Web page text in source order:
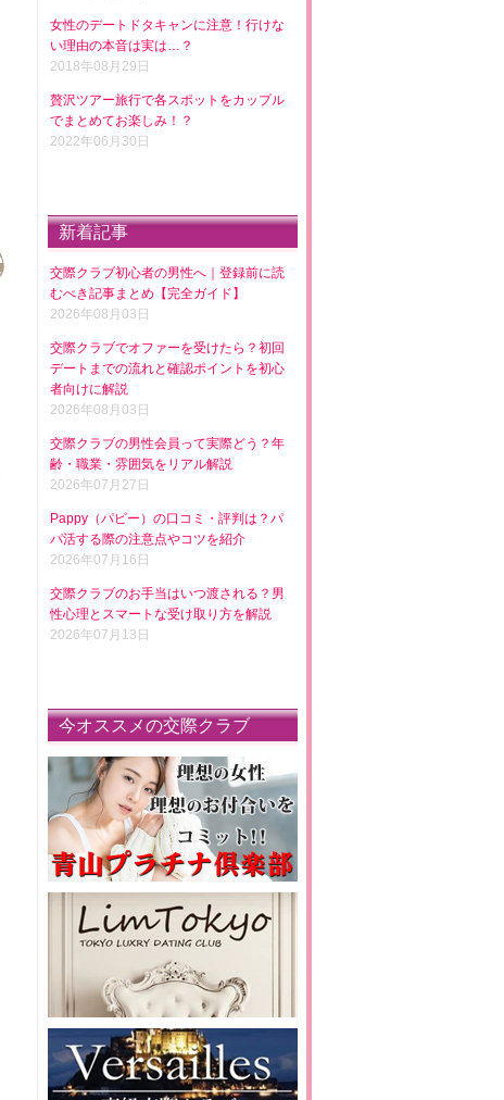
女性のデートドタキャンに注意！行けな
い理由の本音は実は…？
2018年08月29日
贅沢ツアー旅行で各スポットをカップル
でまとめてお楽しみ！？
2022年06月30日
新着記事
交際クラブ初心者の男性へ｜登録前に読
むべき記事まとめ【完全ガイド】
2026年08月03日
交際クラブでオファーを受けたら？初回
デートまでの流れと確認ポイントを初心
者向けに解説
2026年08月03日
交際クラブの男性会員って実際どう？年
齢・職業・雰囲気をリアル解説
2026年07月27日
Pappy（パピー）の口コミ・評判は？パ
パ活する際の注意点やコツを紹介
2026年07月16日
交際クラブのお手当はいつ渡される？男
性心理とスマートな受け取り方を解説
2026年07月13日
今オススメの交際クラブ